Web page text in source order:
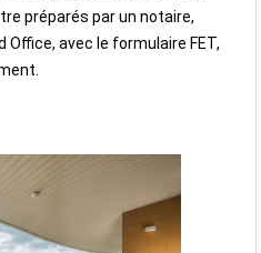
préparés par un notaire,
avec le formulaire FET,